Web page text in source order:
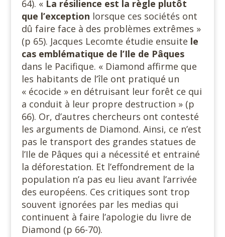
64). « La résilience est la règle plutôt
que l’exception lorsque ces sociétés ont
dû faire face à des problèmes extrêmes »
(p 65). Jacques Lecomte étudie ensuite le
cas emblématique de l’Ile de Pâques
dans le Pacifique. « Diamond affirme que
les habitants de l’île ont pratiqué un
« écocide » en détruisant leur forêt ce qui
a conduit à leur propre destruction » (p
66). Or, d’autres chercheurs ont contesté
les arguments de Diamond. Ainsi, ce n’est
pas le transport des grandes statues de
l’Ile de Pâques qui a nécessité et entrainé
la déforestation. Et l’effondrement de la
population n’a pas eu lieu avant l’arrivée
des européens. Ces critiques sont trop
souvent ignorées par les medias qui
continuent à faire l’apologie du livre de
Diamond (p 66-70).